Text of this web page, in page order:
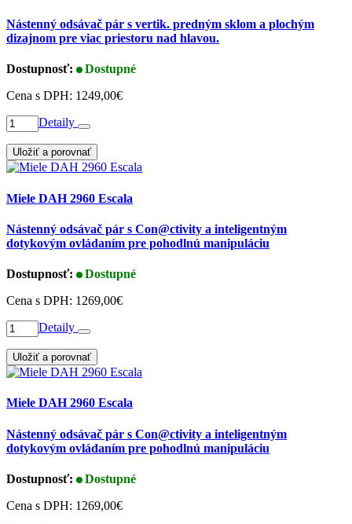
Nástenný odsávač pár s vertik. predným sklom a plochým
dizajnom pre viac priestoru nad hlavou.
Dostupnosť:
Dostupné
Cena s DPH: 1249,00€
Detaily
Uložiť a porovnať
Miele DAH 2960 Escala
Nástenný odsávač pár s Con@ctivity a inteligentným
dotykovým ovládaním pre pohodlnú manipuláciu
Dostupnosť:
Dostupné
Cena s DPH: 1269,00€
Detaily
Uložiť a porovnať
Miele DAH 2960 Escala
Nástenný odsávač pár s Con@ctivity a inteligentným
dotykovým ovládaním pre pohodlnú manipuláciu
Dostupnosť:
Dostupné
Cena s DPH: 1269,00€